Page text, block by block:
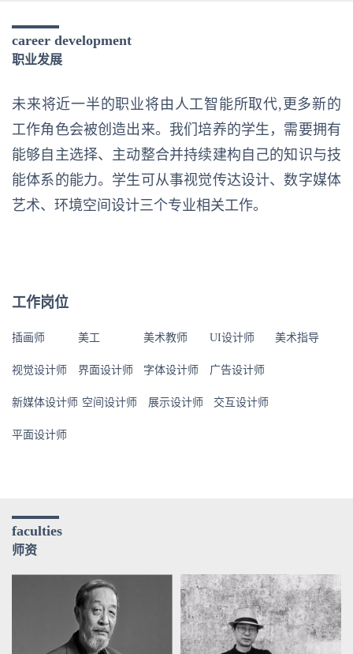
career development
职业发展
未来将近一半的职业将由人工智能所取代,更多新的
工作角色会被创造出来。我们培养的学生，需要拥有
能够自主选择、主动整合并持续建构自己的知识与技
能体系的能力。学生可从事视觉传达设计、数字媒体
艺术、环境空间设计三个专业相关工作。
工作岗位
插画师 美工 美术教师 UI设计师 美术指导
视觉设计师 界面设计师 字体设计师 广告设计师
新媒体设计师 空间设计师 展示设计师 交互设计师
平面设计师
faculties
师资